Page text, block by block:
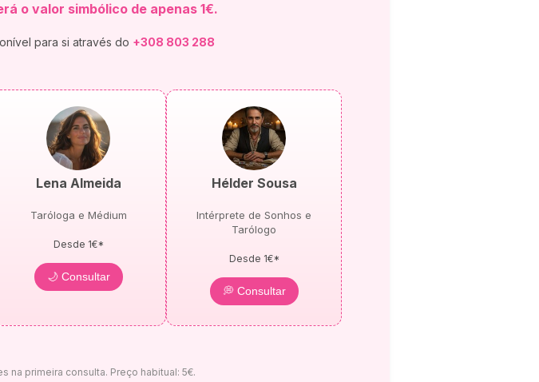
o valor simbólico de apenas 1€.
para si através do +308 803 288
Lena Almeida
Taróloga e Médium
Desde 1€*
🌙 Consultar
Hélder Sousa
Intérprete de Sonhos e
Tarólogo
Desde 1€*
💭 Consultar
na primeira consulta. Preço habitual: 5€.